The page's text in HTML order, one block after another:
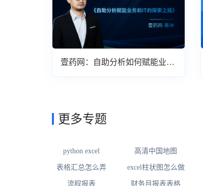
壹药网：自助分析如何赋能业务
更多专题
python excel 高清中国地图
表格汇总怎么弄
excel柱状图怎么做
流程报表
财务月报表表格